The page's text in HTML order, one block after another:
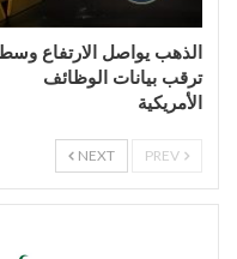
الذهب يواصل الارتفاع
ترقب بيانات الوظائف
الأمريكية
NEXT